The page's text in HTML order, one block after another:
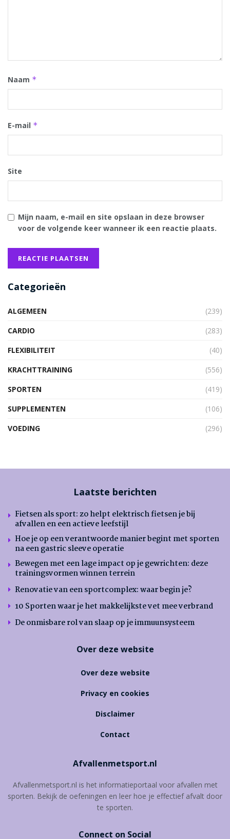
Naam *
E-mail *
Site
Mijn naam, e-mail en site opslaan in deze browser
voor de volgende keer wanneer ik een reactie plaats.
Categorieën
ALGEMEEN
(239)
CARDIO
(283)
FLEXIBILITEIT
(40)
KRACHTTRAINING
(556)
SPORTEN
(419)
SUPPLEMENTEN
(106)
VOEDING
(296)
Laatste berichten
Fietsen als sport: zo helpt elektrisch fietsen je bij
afvallen en een actieve leefstijl
Hoe je op een verantwoorde manier begint met sporten
na een gastric sleeve operatie
Bewegen met een lage impact op je gewrichten: deze
trainingsvormen winnen terrein
Renovatie van een sportcomplex: waar begin je?
10 Sporten waar je het makkelijkste vet mee verbrand
De onmisbare rol van slaap op je immuunsysteem
Over deze website
Over deze website
Privacy en cookies
Disclaimer
Contact
Afvallenmetsport.nl
Afvallenmetsport.nl is het informatieportaal voor afvallen met
sporten. Bekijk de oefeningen en leer hoe je effectief afvalt door
te sporten.
Connect on Social